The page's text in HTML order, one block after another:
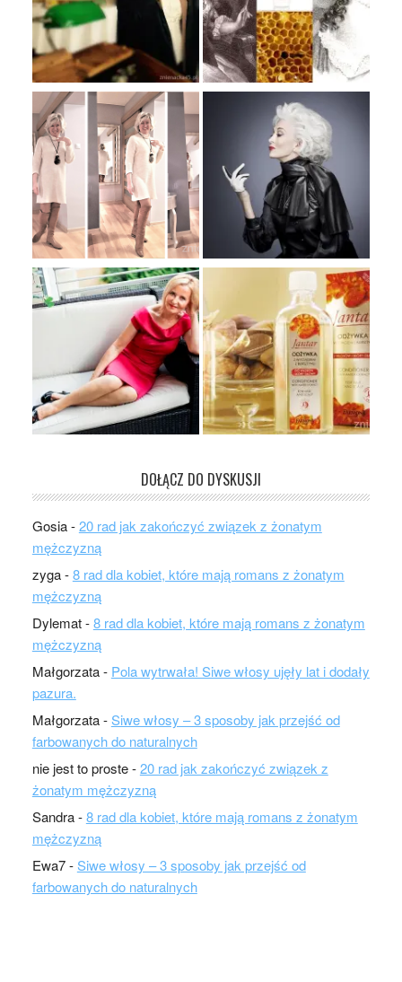
DOŁĄCZ DO DYSKUSJI
Gosia-20 rad jak zakończyć związek z żonatym
mężczyzną
zyga-8 rad dla kobiet, które mają romans z żonatym
mężczyzną
Dylemat-8 rad dla kobiet, które mają romans z żonatym
mężczyzną
Małgorzata- Pola wytrwała! Siwe włosy ujęły lat i dodały
pazura.
Małgorzata-Siwe włosy – 3 sposoby jak przejść od
farbowanych do naturalnych
nie jest to proste-20 rad jak zakończyć związek z
żonatym mężczyzną
Sandra-8 rad dla kobiet, które mają romans z żonatym
mężczyzną
Ewa7-Siwe włosy – 3 sposoby jak przejść od
farbowanych do naturalnych